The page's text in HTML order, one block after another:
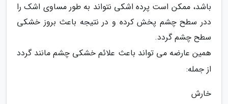
باشد، ممکن است پرده اشکی نتواند به طور مساوی اشک را
ددر سطح چشم پخش کرده و در نتیجه باعث بروز خشکی
سطح چشم گردد.
همین عارضه می تواند باعث علائم خشکی چشم مانند گردد
از جمله:
خارش